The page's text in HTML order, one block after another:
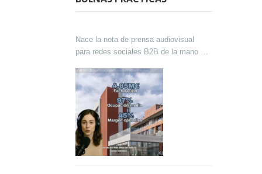
Nace la nota de prensa audiovisual
para redes sociales B2B de la mano de